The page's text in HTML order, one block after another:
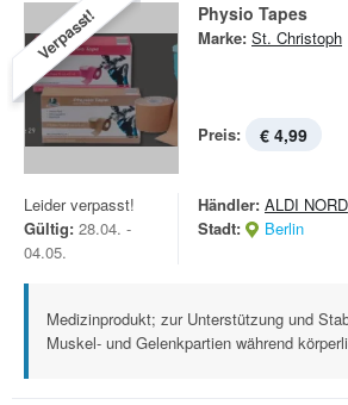
Verpasst! Physio Tapes
Marke: St. Christoph
Preis: € 4,99
Leider verpasst!
Gültig: 28.04. -
04.05.
Händler: ALDI NORD
Stadt:
Berlin
Medizinprodukt; zur Unterstützung und
Muskel- und Gelenkpartien während